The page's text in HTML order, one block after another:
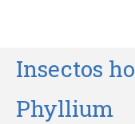
Insectos
Phyllium